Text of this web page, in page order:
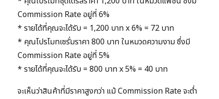
Commission Rate อยู่ที่ 6%
* รายได้ที่คุณจะได้รับ = 1,200 บาท x 6% = 72 บาท
* คุณโปรโมทเซรั่มราคา 800 บาท ในหมวดความงาม ซึ่งมี
Commission Rate อยู่ที่ 5%
* รายได้ที่คุณจะได้รับ = 800 บาท x 5% = 40 บาท
จะเห็นว่าสินค้าที่มีราคาสูงกว่า แม้ Commission Rate จะต่ำ